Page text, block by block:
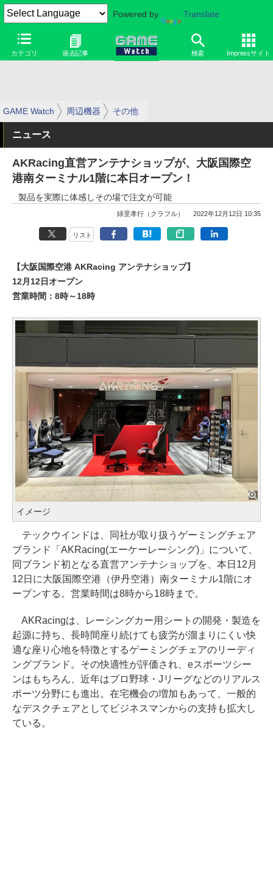
Powered by Translate
カテゴリ 過去記事 検索 Impressサイト
GAME Watch 周辺機器 その他
ニュース
AKRacing直営アンテナショップが、大阪国際空
港南ターミナル1階に本日オープン！
製品を実際に体感しその場で注文が可能
緑里孝行（クラフル） 2022年12月12日 10:35
リスト
【大阪国際空港 AKRacing アンテナショップ】
12月12日オープン
営業時間：8時～18時
イメージ
テックウインドは、同社が取り扱うゲーミングチェア
ブランド「AKRacing(エーケーレーシング)」について、
同ブランド初となる直営アンテナショップを、本日12月
12日に大阪国際空港（伊丹空港）南ターミナル1階にオ
ープンする。営業時間は8時から18時まで。
AKRacingは、レーシングカー用シートの開発・製造を
起源に持ち、長時間座り続けても疲労が溜まりにくい快
適な座り心地を特徴とするゲーミングチェアのリーディ
ングブランド。その快適性が評価され、eスポーツシー
ンはもちろん、近年はプロ野球・Jリーグなどのリアルス
ポーツ分野にも進出。在宅機会の増加もあって、一般的
なデスクチェアとしてビジネスマンからの支持も拡大し
ている。